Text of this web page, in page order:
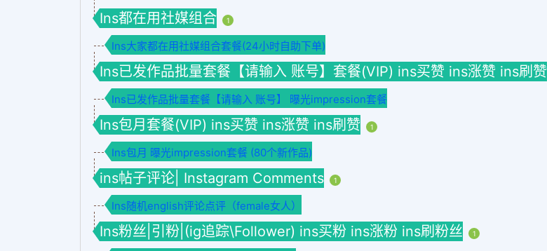
Ins都在用社媒组合 1
Ins大家都在用社媒组合套餐(24小时自助下单)
Ins已发作品批量套餐【请输入 账号】套餐(VIP) ins买赞 ins涨赞 ins刷赞
Ins已发作品批量套餐【请输入 账号】 曝光impression套餐
Ins包月套餐(VIP) ins买赞 ins涨赞 ins刷赞 1
Ins包月 曝光impression套餐 (80个新作品)
ins帖子评论| Instagram Comments 1
Ins随机english评论点评（female女人）
Ins粉丝|引粉|(ig追踪\Follower) ins买粉 ins涨粉 ins刷粉丝 1